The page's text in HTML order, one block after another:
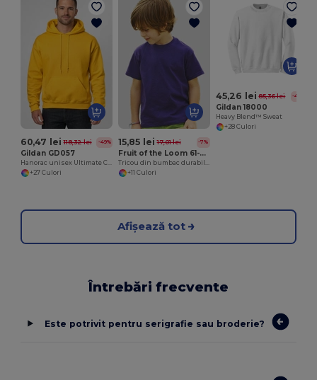
60,47 lei 118,32 lei -49%
Gildan GD057
+27 Culori
15,85 lei 17,01 lei -7%
Fruit of the Loom 61-033-0
+11 Culori
45,26 lei 85,36 lei -47%
Gildan 18000
Heavy Blend™ Sweat
+28 Culori
Afișează tot
Întrebări frecvente
Este potrivit pentru serigrafie sau broderie?